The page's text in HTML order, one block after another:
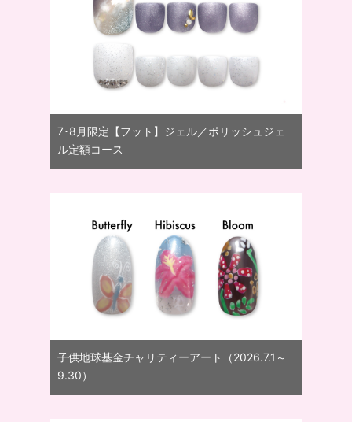
7･8月限定【フット】ジェル／ポリッシュジェ
ル定額コース
子供地球基金チャリティーアート（2026.7.1～
9.30）